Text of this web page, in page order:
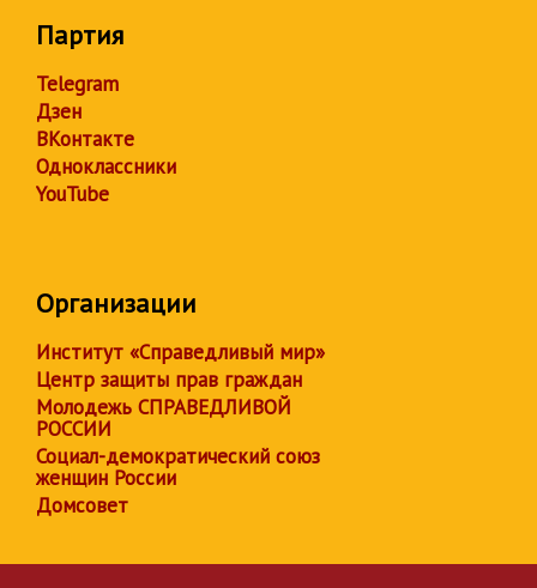
Партия
Telegram
Дзен
ВКонтакте
Одноклассники
YouTube
Организации
Институт «Справедливый мир»
Центр защиты прав граждан
Молодежь СПРАВЕДЛИВОЙ
РОССИИ
Социал-демократический союз
женщин России
Домсовет